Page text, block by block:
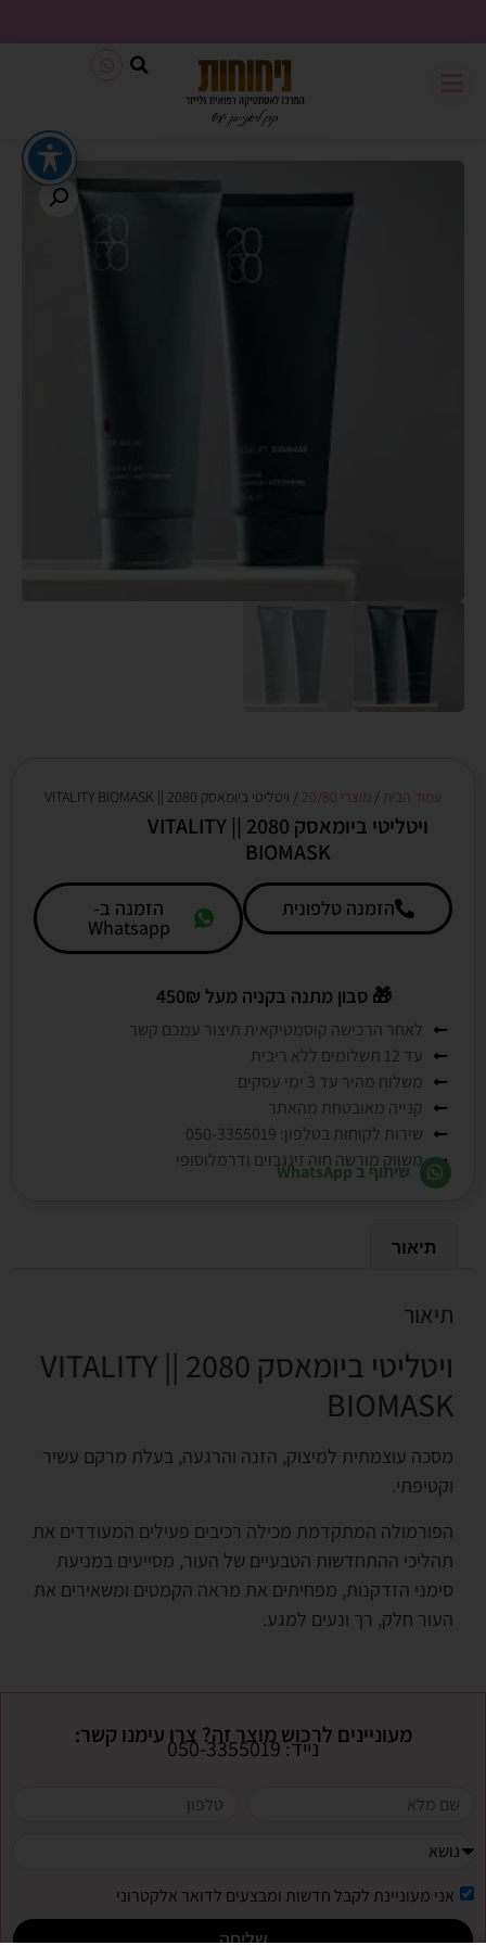
משלוח חינם בכל קנייה מעל 199₪
עמוד הבית / מוצרי 20/80 / ויטליטי ביומאסק 2080 || VITALITY BIOMASK
ויטליטי ביומאסק 2080 || VITALITY
BIOMASK
הזמנה טלפונית הזמנה ב-
Whatsapp
🎁 סבון מתנה בקניה מעל 450₪
לאחר הרכישה קוסמטיקאית תיצור עמכם קשר
עד 12 תשלומים ללא ריבית
משלוח מהיר עד 3 ימי עסקים
קנייה מאובטחת מהאתר
שירות לקוחות בטלפון: 050-3355019
משווק מורשה חוה זינגבוים ודרמלוסופי
שיתוף ב WhatsApp
תיאור
תיאור
ויטליטי ביומאסק 2080 || VITALITY
BIOMASK
מסכה עוצמתית למיצוק, הזנה והרגעה, בעלת מרקם עשיר
וקטיפתי.
הפורמולה המתקדמת מכילה רכיבים פעילים המעודדים את
תהליכי ההתחדשות הטבעיים של העור, מסייעים במניעת
סימני הזדקנות, מפחיתים את מראה הקמטים ומשאירים את
העור חלק, רך ונעים למגע.
מעוניינים לרכוש מוצר זה? צרו עימנו קשר:
נייד: 050-3355019
אני מעוניינת לקבל חדשות ומבצעים לדואר אלקטרוני
שליחה